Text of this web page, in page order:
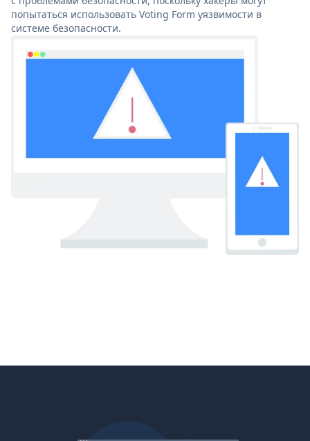
попытаться использовать Voting Form уязвимости в
системе безопасности.